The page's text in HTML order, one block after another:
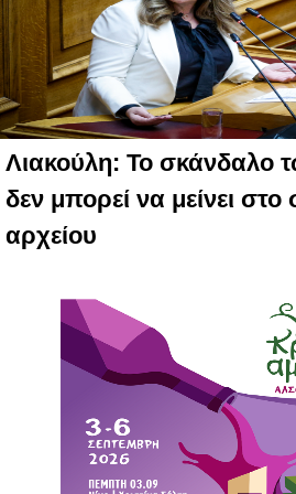
Λιακούλη: Το σκάνδαλο
δεν μπορεί να μείνει στο
αρχείου